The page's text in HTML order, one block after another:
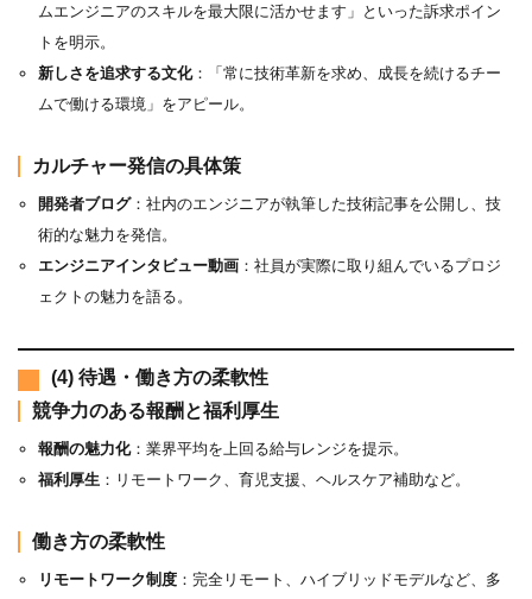
ムエンジニアのスキルを最大限に活かせます」といった訴求ポイン
トを明示。
新しさを追求する文化：「常に技術革新を求め、成長を続けるチー
ムで働ける環境」をアピール。
カルチャー発信の具体策
開発者ブログ：社内のエンジニアが執筆した技術記事を公開し、技
術的な魅力を発信。
エンジニアインタビュー動画：社員が実際に取り組んでいるプロジ
ェクトの魅力を語る。
(4) 待遇・働き方の柔軟性
競争力のある報酬と福利厚生
報酬の魅力化：業界平均を上回る給与レンジを提示。
福利厚生：リモートワーク、育児支援、ヘルスケア補助など。
働き方の柔軟性
リモートワーク制度：完全リモート、ハイブリッドモデルなど、多